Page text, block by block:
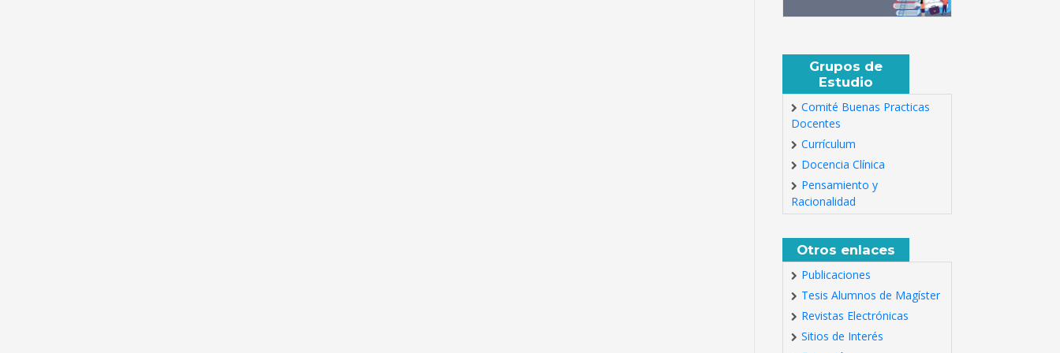
Grupos de
Estudio
Comité Buenas Practicas
Docentes
Currículum
Docencia Clínica
Pensamiento y
Racionalidad
Otros enlaces
Publicaciones
Tesis Alumnos de Magíster
Revistas Electrónicas
Sitios de Interés